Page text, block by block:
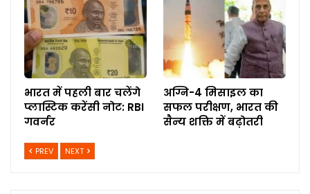
भारत में पहली बार चलेंगे
प्लास्टिक करेंसी नोट: RBI
गवर्नर
अग्नि-4 मिसाइल का
सफल परीक्षण, भारत की
सैन्य शक्ति में बढ़ोतरी
PREV NEXT